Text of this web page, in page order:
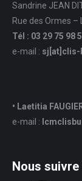
Sandrine JEAN
Rue des Ormes –
Tél : 03 29 75 98
e-mail : sj [at] clis-
• Laetitia
e-mail :
Nous suivre